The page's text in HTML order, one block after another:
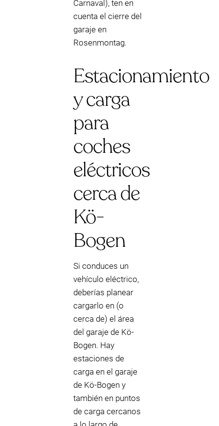
Carnaval), ten en
cuenta el cierre del
garaje en
Rosenmontag.
Estacionamiento
y carga
para
coches
eléctricos
cerca de
Kö-
Bogen
Si conduces un
vehículo eléctrico,
deberías planear
cargarlo en (o
cerca de) el área
del garaje de Kö-
Bogen. Hay
estaciones de
carga en el garaje
de Kö-Bogen y
también en puntos
de carga cercanos